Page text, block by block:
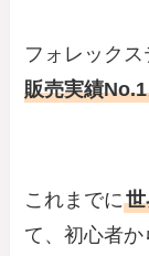
フォレック
販売実績
これまでに
て、初心者か